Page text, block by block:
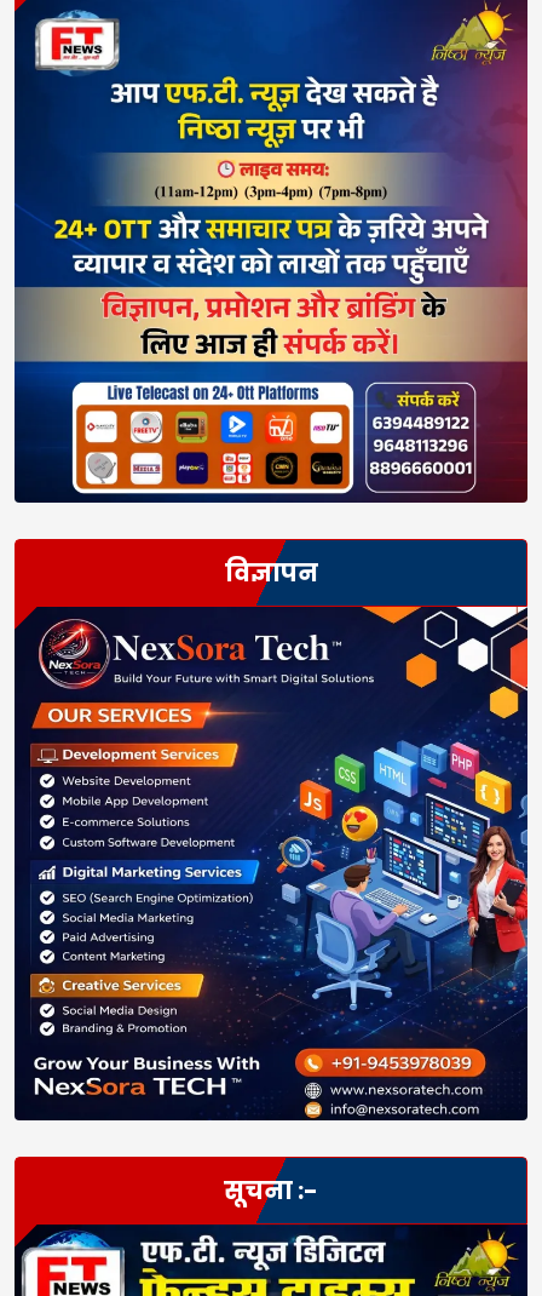
विज्ञापन
सूचना :-